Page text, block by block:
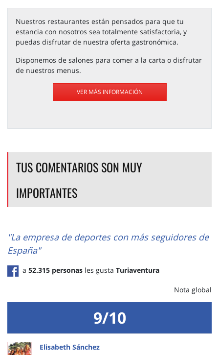
Nuestros restaurantes están pensados para que tu
estancia con nosotros sea totalmente satisfactoria, y
puedas disfrutar de nuestra oferta gastronómica.
Disponemos de salones para comer a la carta o disfrutar
de nuestros menus.
VER MÁS INFORMACIÓN
TUS COMENTARIOS SON MUY
IMPORTANTES
"La empresa de deportes con más seguidores de
España"
a 52.315 personas les gusta Turiaventura
Nota global
9/10
Elisabeth Sánchez